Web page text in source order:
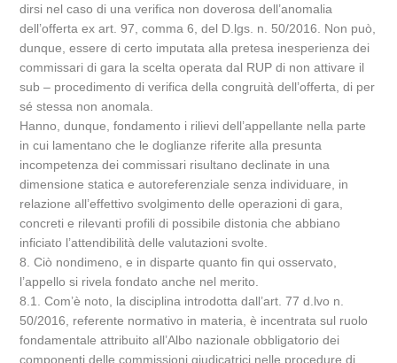
dirsi nel caso di una verifica non doverosa dell’anomalia
dell’offerta ex art. 97, comma 6, del D.lgs. n. 50/2016. Non può,
dunque, essere di certo imputata alla pretesa inesperienza dei
commissari di gara la scelta operata dal RUP di non attivare il
sub – procedimento di verifica della congruità dell’offerta, di per
sé stessa non anomala.
Hanno, dunque, fondamento i rilievi dell’appellante nella parte
in cui lamentano che le doglianze riferite alla presunta
incompetenza dei commissari risultano declinate in una
dimensione statica e autoreferenziale senza individuare, in
relazione all’effettivo svolgimento delle operazioni di gara,
concreti e rilevanti profili di possibile distonia che abbiano
inficiato l’attendibilità delle valutazioni svolte.
8. Ciò nondimeno, e in disparte quanto fin qui osservato,
l’appello si rivela fondato anche nel merito.
8.1. Com’è noto, la disciplina introdotta dall’art. 77 d.lvo n.
50/2016, referente normativo in materia, è incentrata sul ruolo
fondamentale attribuito all’Albo nazionale obbligatorio dei
componenti delle commissioni giudicatrici nelle procedure di